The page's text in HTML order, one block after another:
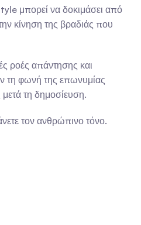
μπορεί να δοκιμάσει από
κίνηση της βραδιάς που
ροές απάντησης και
τη φωνή της επωνυμίας
μετά τη δημοσίευση.
τον ανθρώπινο τόνο.